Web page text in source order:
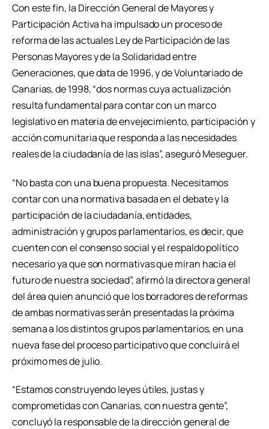
Con este fin, la Dirección General de Mayores y
Participación Activa ha impulsado un proceso de
reforma de las actuales Ley de Participación de las
Personas Mayores y de la Solidaridad entre
Generaciones, que data de 1996, y de Voluntariado de
Canarias, de 1998, “dos normas cuya actualización
resulta fundamental para contar con un marco
legislativo en materia de envejecimiento, participación y
acción comunitaria que responda a las necesidades
reales de la ciudadanía de las islas”, aseguró Meseguer.
“No basta con una buena propuesta. Necesitamos
contar con una normativa basada en el debate y la
participación de la ciudadanía, entidades,
administración y grupos parlamentarios, es decir, que
cuenten con el consenso social y el respaldo político
necesario ya que son normativas que miran hacia el
futuro de nuestra sociedad”, afirmó la directora general
del área quien anunció que los borradores de reformas
de ambas normativas serán presentadas la próxima
semana a los distintos grupos parlamentarios, en una
nueva fase del proceso participativo que concluirá el
próximo mes de julio.
“Estamos construyendo leyes útiles, justas y
comprometidas con Canarias, con nuestra gente”,
concluyó la responsable de la dirección general de